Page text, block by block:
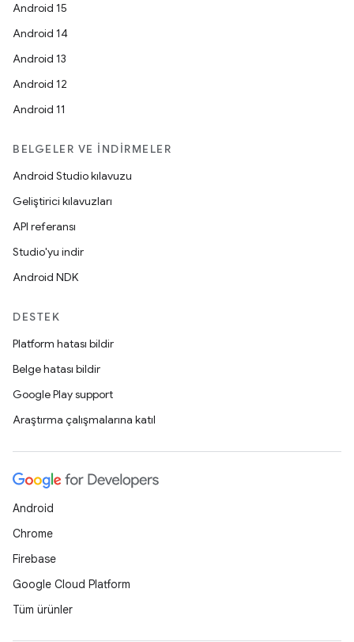
Android 15
Android 14
Android 13
Android 12
Android 11
BELGELER VE İNDIRMELER
Android Studio kılavuzu
Geliştirici kılavuzları
API referansı
Studio'yu indir
Android NDK
DESTEK
Platform hatası bildir
Belge hatası bildir
Google Play support
Araştırma çalışmalarına katıl
Android
Chrome
Firebase
Google Cloud Platform
Tüm ürünler